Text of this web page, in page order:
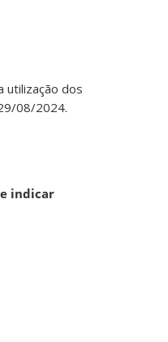
utilização dos
08/2024.
indicar